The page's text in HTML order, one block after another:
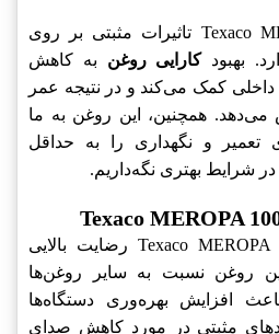
استفاده از Texaco MEROPA 1000 تاثیرات مثبتی بر روی
بهبودکارایی روغن به کاهش
کمک می‌کند و در نتیجه عمر
می‌دهد. همچنین، این روغن به ما
تعمیر و نگهداری را به حداقل
شرایط بهتری نگه‌داریم.
کاربران مختلف از Texaco MEROPA 1000 رضایت بالایی
این روغن نسبت به سایر روغن‌ها
افزایش بهره‌وری دستگاه‌ها
مثبتی در مورد کاهش صدای